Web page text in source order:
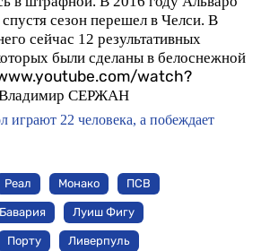
сезон перешел в Челси. В
сейчас 12 результативных
были сделаны в белоснежной
watch?
СЕРЖАН
играют 22 человека, а побеждает
Реал Монако ПСВ
Бавария Луиш Фигу
Порту Ливерпуль